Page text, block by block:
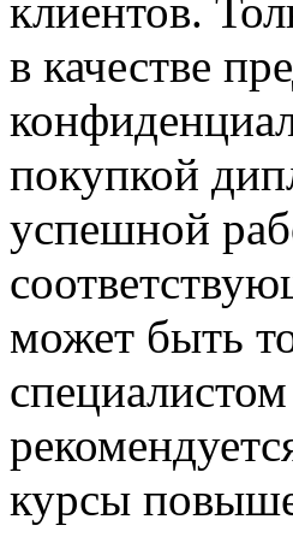
клиентов.
в качестве
покупкой
успешной
может быть
курсы